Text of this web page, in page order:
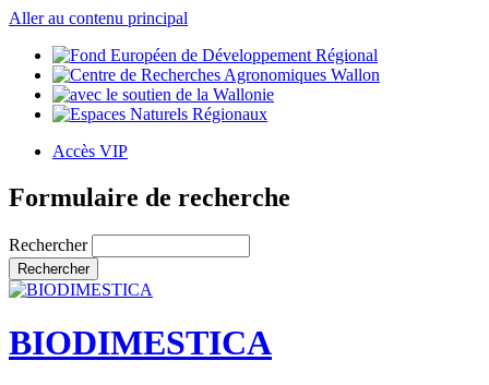
Aller au contenu principal
Accès VIP
Formulaire de recherche
Rechercher
BIODIMESTICA